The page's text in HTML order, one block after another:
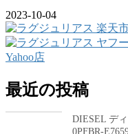
2023-10-04
Yahoo店
最近の投稿
DIESEL デ
0PFBR-